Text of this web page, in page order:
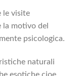
le visite
motivo del
psicologica.
naturali
esotiche cioe